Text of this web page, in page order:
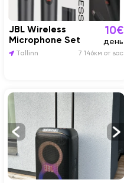
JBL Wireless
Microphone Set
10€
день
Tallinn 7 146км от вас